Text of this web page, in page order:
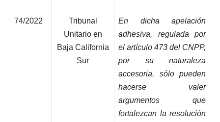
74/2022
Tribunal
Unitario en
Baja California
Sur
En dicha apelación
adhesiva, regulada por
el artículo 473 del CNPP,
por su naturaleza
accesoria, sólo pueden
hacerse valer
argumentos que
fortalezcan la resolución